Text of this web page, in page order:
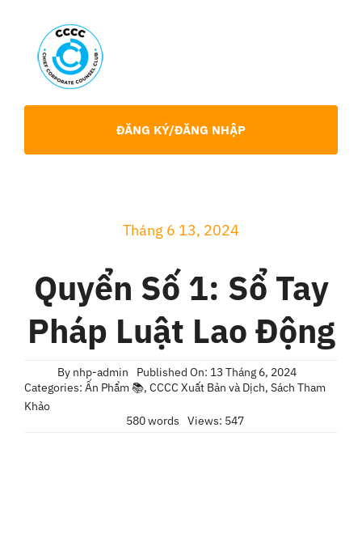
content
Chia Sẻ Chuyên Môn
Tin tức
Liên Hệ
ĐĂNG KÝ/ĐĂNG NHẬP
Tháng 6 13, 2024
Quyển Số 1: Sổ Tay
Pháp Luật Lao Động
By nhp-admin
Published On: 13 Tháng 6, 2024
Categories: Ấn Phẩm 📚, CCCC Xuất Bản và Dịch, Sách Tham
Khảo
580 words
Views: 547